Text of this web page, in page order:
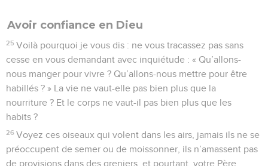
Avoir confiance en Dieu
25 Voilà pourquoi je vous dis : ne vous tracassez pas sans
cesse en vous demandant avec inquiétude : « Qu’allons-
nous manger pour vivre ? Qu’allons-nous mettre pour être
habillés ? » La vie ne vaut-elle pas bien plus que la
nourriture ? Et le corps ne vaut-il pas bien plus que les
habits ?
26 Voyez ces oiseaux qui volent dans les airs, jamais ils ne se
préoccupent de semer ou de moissonner, ils n’amassent pas
de provisions dans des greniers, et pourtant, votre Père